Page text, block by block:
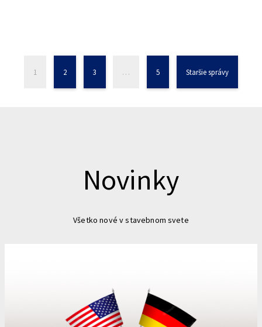
1 2 3 … 5 Staršie správy
Novinky
Všetko nové v stavebnom svete